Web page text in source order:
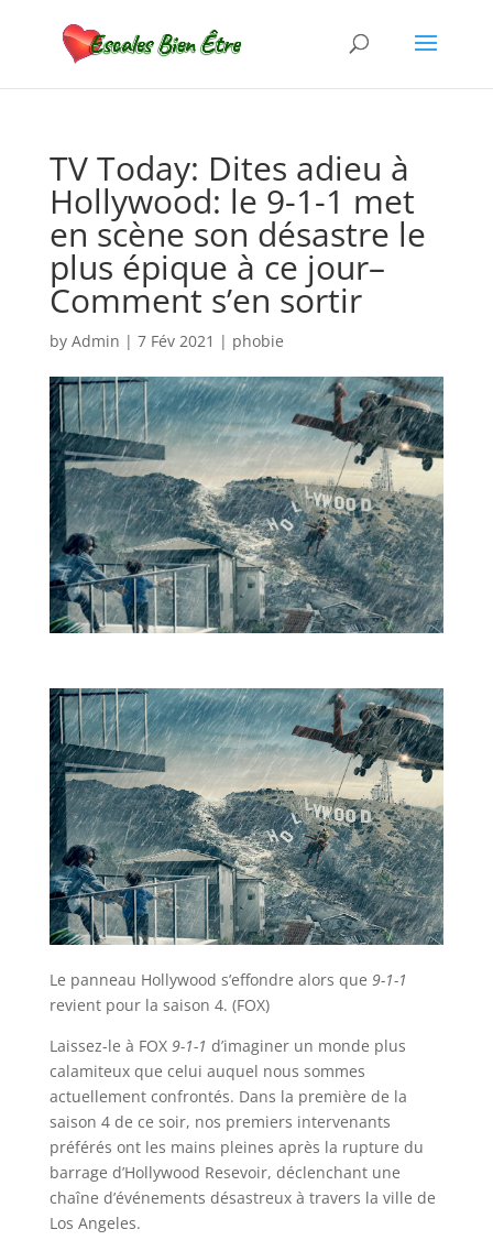
TV Today: Dites adieu à
Hollywood: le 9-1-1 met
en scène son désastre le
plus épique à ce jour–
Comment s’en sortir
by Admin | 7 Fév 2021 | phobie
Le panneau Hollywood s’effondre alors que 9-1-1
revient pour la saison 4. (FOX)
Laissez-le à FOX9-1-1 d’imaginer un monde plus
calamiteux que celui auquel nous sommes
actuellement confrontés. Dans la première de la
saison 4 de ce soir, nos premiers intervenants
préférés ont les mains pleines après la rupture du
barrage d’Hollywood Resevoir, déclenchant une
chaîne d’événements désastreux à travers la ville de
Los Angeles.